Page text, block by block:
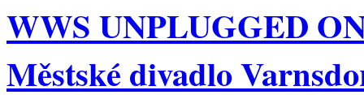
WWS UNPLUGGED
Městské divadlo